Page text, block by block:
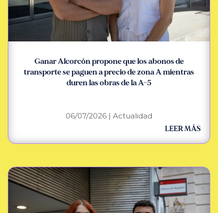
Ganar Alcorcón propone que los abonos de
transporte se paguen a precio de zona A mientras
duren las obras de la A-5
06/07/2026 | Actualidad
LEER MÁS